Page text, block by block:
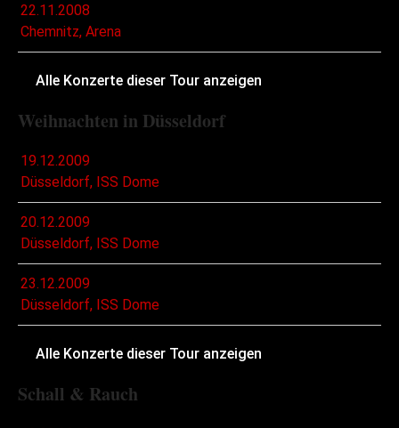
22.11.2008
Chemnitz, Arena
Alle Konzerte dieser Tour anzeigen
Weihnachten in Düsseldorf
19.12.2009
Düsseldorf, ISS Dome
20.12.2009
Düsseldorf, ISS Dome
23.12.2009
Düsseldorf, ISS Dome
Alle Konzerte dieser Tour anzeigen
Schall & Rauch